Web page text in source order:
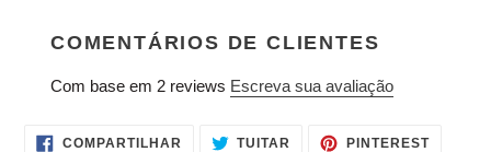
COMENTÁRIOS DE CLIENTES
Com base em 2 reviews Escreva sua avaliação
COMPARTILHAR COMPARTILHAR
TUITAR TUITAR PINTERESTINCLUIR